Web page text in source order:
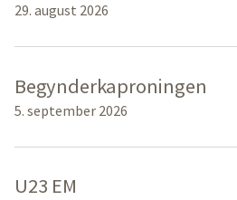
29. august 2026
Begynderkaproningen
5. september 2026
U23 EM